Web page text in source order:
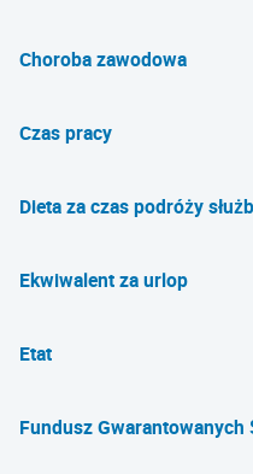
Choroba zawodowa
Czas pracy
Dieta za czas podróży
Ekwiwalent za urlop
Etat
Fundusz